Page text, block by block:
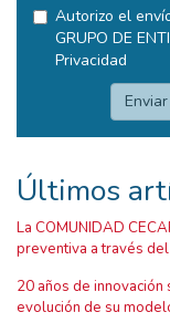
Autorizo el
GRUPO DE
Privacidad
Últimos
La COMUNIDAD
preventiva a través
20 años de innovación
evolución de su